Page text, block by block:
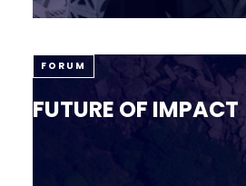
FORUM
FUTURE OF IMPACT